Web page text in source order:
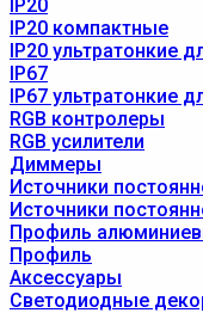
IP20
IP20 компактные
IP20 ультратонкие
IP67
IP67 ультратонкие
RGB контролеры
RGB усилители
Диммеры
Источники
Источники
Профиль
Профиль
Аксессуары
Светодиодные